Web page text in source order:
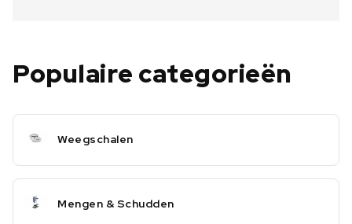
Populaire categorieën
Weegschalen
Mengen & Schudden